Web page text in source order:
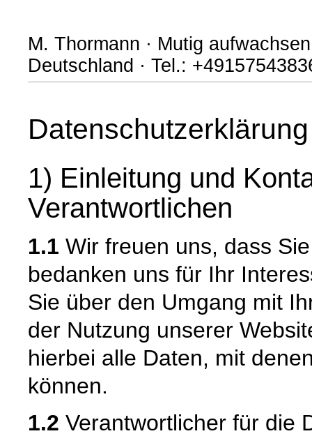
M. Thormann · Mutig
Deutschland · Tel.:
Datenschutzerklärung
1) Einleitung und
Verantwortlichen
1.1 Wir freuen uns, dass
bedanken uns für Ihr
Sie über den Umgang mit
der Nutzung unserer
hierbei alle Daten, mit
können.
1.2 Verantwortlicher für die